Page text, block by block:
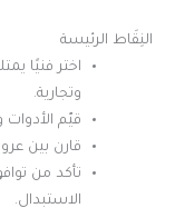
النِقَاط الرئيسة
اختر فنيًا
وتجارية.
قيّم
قارن بين
تأكد من
الاستبدال.